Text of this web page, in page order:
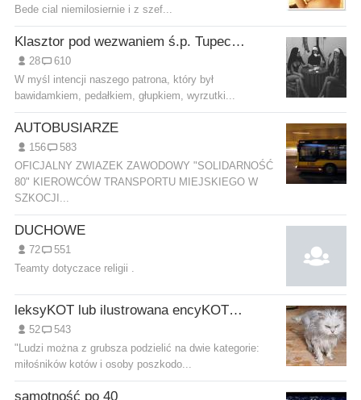
Bede cial niemilosiernie i z szef...
Klasztor pod wezwaniem ś.p. Tupecika
28
610
W myśl intencji naszego patrona, który był
bawidamkiem, pedałkiem, głupkiem, wyrzutki...
AUTOBUSIARZE
156
583
OFICJALNY ZWIAZEK ZAWODOWY "SOLIDARNOŚĆ
80" KIEROWCÓW TRANSPORTU MIEJSKIEGO W
SZKOCJI...
DUCHOWE
72
551
Teamty dotyczace religii .
leksyKOT lub ilustrowana encyKOTpedia
52
543
"Ludzi można z grubsza podzielić na dwie kategorie:
miłośników kotów i osoby poszkodo...
samotność po 40